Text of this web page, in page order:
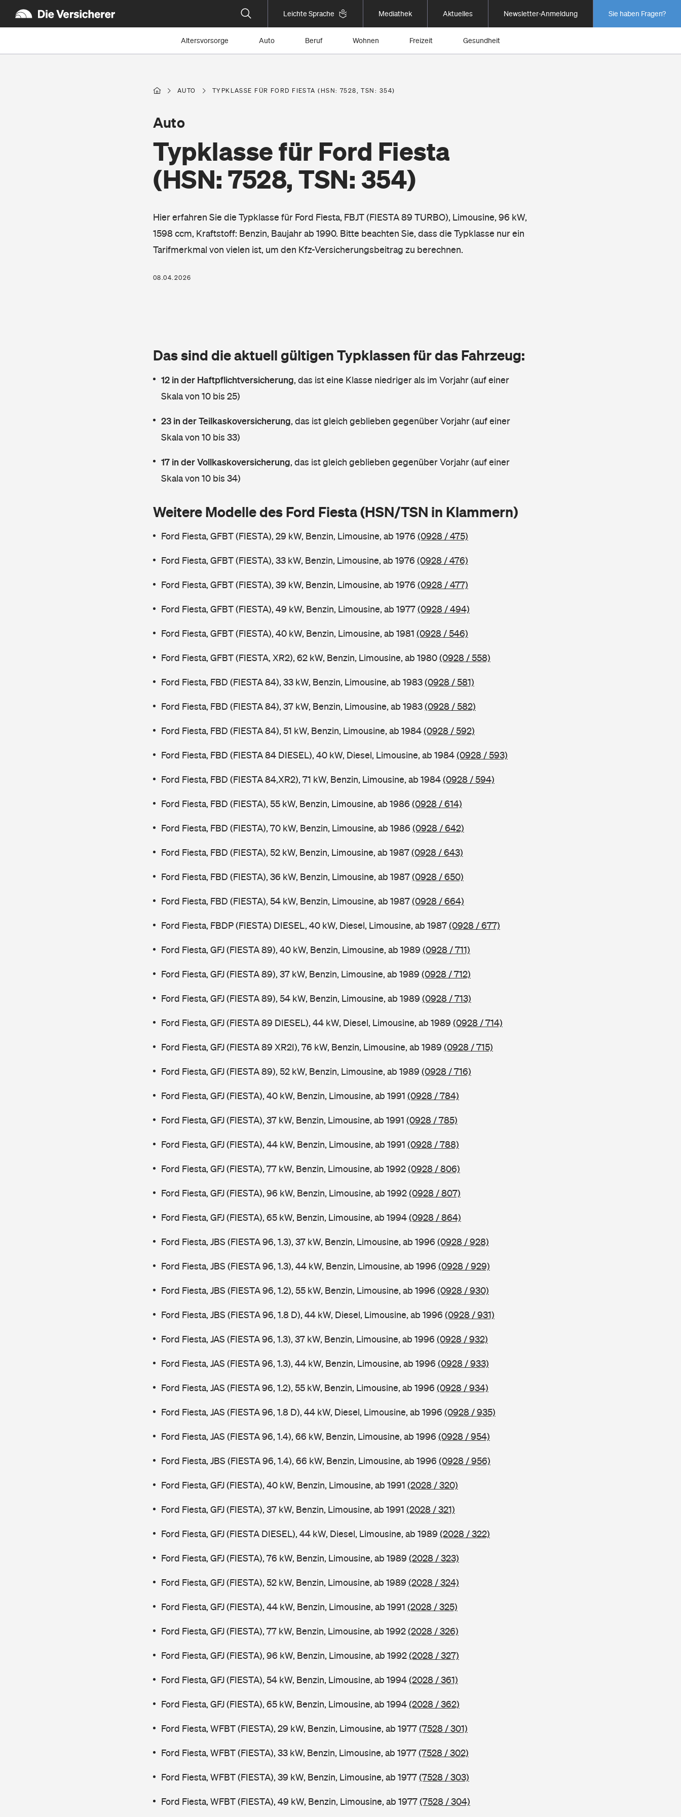
Leichte Sprache Mediathek Aktuelles Newsletter-Anmeldung Sie haben Fragen?
Altersvorsorge Auto Beruf Wohnen Freizeit Gesundheit
AUTO TYPKLASSE FÜR FORD FIESTA (HSN: 7528, TSN: 354)
Typklasse für Ford Fiesta
(HSN: 7528, TSN: 354)
Auto
Hier erfahren Sie die Typklasse für Ford Fiesta, FBJT (FIESTA 89 TURBO), Limousine, 96 kW,
1598 ccm, Kraftstoff: Benzin, Baujahr ab 1990. Bitte beachten Sie, dass die Typklasse nur ein
Tarifmerkmal von vielen ist, um den Kfz-Versicherungsbeitrag zu berechnen.
08.04.2026
Das sind die aktuell gültigen Typklassen für das Fahrzeug:
12 in der Haftpflichtversicherung, das ist eine Klasse niedriger als im Vorjahr (auf einer
Skala von 10 bis 25)
23 in der Teilkaskoversicherung, das ist gleich geblieben gegenüber Vorjahr (auf einer
Skala von 10 bis 33)
17 in der Vollkaskoversicherung, das ist gleich geblieben gegenüber Vorjahr (auf einer
Skala von 10 bis 34)
Weitere Modelle des Ford Fiesta (HSN/TSN in Klammern)
Ford Fiesta, GFBT (FIESTA), 29 kW, Benzin, Limousine, ab 1976 (0928 / 475)
Ford Fiesta, GFBT (FIESTA), 33 kW, Benzin, Limousine, ab 1976 (0928 / 476)
Ford Fiesta, GFBT (FIESTA), 39 kW, Benzin, Limousine, ab 1976 (0928 / 477)
Ford Fiesta, GFBT (FIESTA), 49 kW, Benzin, Limousine, ab 1977(0928 / 494)
Ford Fiesta, GFBT (FIESTA), 40 kW, Benzin, Limousine, ab 1981 (0928 / 546)
Ford Fiesta, GFBT (FIESTA, XR2), 62 kW, Benzin, Limousine, ab 1980(0928 / 558)
Ford Fiesta, FBD (FIESTA 84), 33 kW, Benzin, Limousine, ab 1983(0928 / 581)
Ford Fiesta, FBD (FIESTA 84), 37 kW, Benzin, Limousine, ab 1983(0928 / 582)
Ford Fiesta, FBD (FIESTA 84), 51 kW, Benzin, Limousine, ab 1984(0928 / 592)
Ford Fiesta, FBD (FIESTA 84 DIESEL), 40 kW, Diesel, Limousine, ab 1984(0928 / 593)
Ford Fiesta, FBD (FIESTA 84,XR2), 71 kW, Benzin, Limousine, ab 1984(0928 / 594)
Ford Fiesta, FBD (FIESTA), 55 kW, Benzin, Limousine, ab 1986 (0928 / 614)
Ford Fiesta, FBD (FIESTA), 70 kW, Benzin, Limousine, ab 1986 (0928 / 642)
Ford Fiesta, FBD (FIESTA), 52 kW, Benzin, Limousine, ab 1987(0928 / 643)
Ford Fiesta, FBD (FIESTA), 36 kW, Benzin, Limousine, ab 1987(0928 / 650)
Ford Fiesta, FBD (FIESTA), 54 kW, Benzin, Limousine, ab 1987(0928 / 664)
Ford Fiesta, FBDP (FIESTA) DIESEL, 40 kW, Diesel, Limousine, ab 1987(0928 / 677)
Ford Fiesta, GFJ (FIESTA 89), 40 kW, Benzin, Limousine, ab 1989 (0928 / 711)
Ford Fiesta, GFJ (FIESTA 89), 37 kW, Benzin, Limousine, ab 1989 (0928 / 712)
Ford Fiesta, GFJ (FIESTA 89), 54 kW, Benzin, Limousine, ab 1989 (0928 / 713)
Ford Fiesta, GFJ (FIESTA 89 DIESEL), 44 kW, Diesel, Limousine, ab 1989 (0928 / 714)
Ford Fiesta, GFJ (FIESTA 89 XR2I), 76 kW, Benzin, Limousine, ab 1989 (0928 / 715)
Ford Fiesta, GFJ (FIESTA 89), 52 kW, Benzin, Limousine, ab 1989 (0928 / 716)
Ford Fiesta, GFJ (FIESTA), 40 kW, Benzin, Limousine, ab 1991 (0928 / 784)
Ford Fiesta, GFJ (FIESTA), 37 kW, Benzin, Limousine, ab 1991 (0928 / 785)
Ford Fiesta, GFJ (FIESTA), 44 kW, Benzin, Limousine, ab 1991 (0928 / 788)
Ford Fiesta, GFJ (FIESTA), 77 kW, Benzin, Limousine, ab 1992(0928 / 806)
Ford Fiesta, GFJ (FIESTA), 96 kW, Benzin, Limousine, ab 1992(0928 / 807)
Ford Fiesta, GFJ (FIESTA), 65 kW, Benzin, Limousine, ab 1994(0928 / 864)
Ford Fiesta, JBS (FIESTA 96, 1.3), 37 kW, Benzin, Limousine, ab 1996 (0928 / 928)
Ford Fiesta, JBS (FIESTA 96, 1.3), 44 kW, Benzin, Limousine, ab 1996 (0928 / 929)
Ford Fiesta, JBS (FIESTA 96, 1.2), 55 kW, Benzin, Limousine, ab 1996 (0928 / 930)
Ford Fiesta, JBS (FIESTA 96, 1.8 D), 44 kW, Diesel, Limousine, ab 1996 (0928 / 931)
Ford Fiesta, JAS (FIESTA 96, 1.3), 37 kW, Benzin, Limousine, ab 1996 (0928 / 932)
Ford Fiesta, JAS (FIESTA 96, 1.3), 44 kW, Benzin, Limousine, ab 1996 (0928 / 933)
Ford Fiesta, JAS (FIESTA 96, 1.2), 55 kW, Benzin, Limousine, ab 1996 (0928 / 934)
Ford Fiesta, JAS (FIESTA 96, 1.8 D), 44 kW, Diesel, Limousine, ab 1996 (0928 / 935)
Ford Fiesta, JAS (FIESTA 96, 1.4), 66 kW, Benzin, Limousine, ab 1996 (0928 / 954)
Ford Fiesta, JBS (FIESTA 96, 1.4), 66 kW, Benzin, Limousine, ab 1996 (0928 / 956)
Ford Fiesta, GFJ (FIESTA), 40 kW, Benzin, Limousine, ab 1991 (2028 / 320)
Ford Fiesta, GFJ (FIESTA), 37 kW, Benzin, Limousine, ab 1991 (2028 / 321)
Ford Fiesta, GFJ (FIESTA DIESEL), 44 kW, Diesel, Limousine, ab 1989 (2028 / 322)
Ford Fiesta, GFJ (FIESTA), 76 kW, Benzin, Limousine, ab 1989 (2028 / 323)
Ford Fiesta, GFJ (FIESTA), 52 kW, Benzin, Limousine, ab 1989 (2028 / 324)
Ford Fiesta, GFJ (FIESTA), 44 kW, Benzin, Limousine, ab 1991 (2028 / 325)
Ford Fiesta, GFJ (FIESTA), 77 kW, Benzin, Limousine, ab 1992(2028 / 326)
Ford Fiesta, GFJ (FIESTA), 96 kW, Benzin, Limousine, ab 1992(2028 / 327)
Ford Fiesta, GFJ (FIESTA), 54 kW, Benzin, Limousine, ab 1994(2028 / 361)
Ford Fiesta, GFJ (FIESTA), 65 kW, Benzin, Limousine, ab 1994(2028 / 362)
Ford Fiesta, WFBT (FIESTA), 29 kW, Benzin, Limousine, ab 1977(7528 / 301)
Ford Fiesta, WFBT (FIESTA), 33 kW, Benzin, Limousine, ab 1977(7528 / 302)
Ford Fiesta, WFBT (FIESTA), 39 kW, Benzin, Limousine, ab 1977(7528 / 303)
Ford Fiesta, WFBT (FIESTA), 49 kW, Benzin, Limousine, ab 1977(7528 / 304)